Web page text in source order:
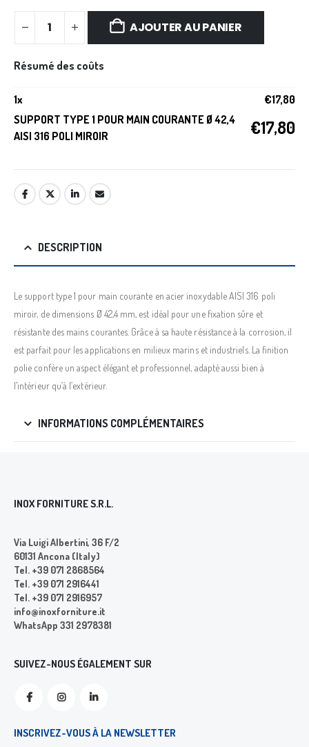
AJOUTER AU PANIER
Résumé des coûts
1x €17,80
SUPPORT TYPE 1 POUR MAIN COURANTE Ø 42,4
AISI 316 POLI MIROIR
€17,80
DESCRIPTION
Le support type 1 pour main courante en acier inoxydable AISI 316 poli
miroir, de dimensions Ø 42,4 mm, est idéal pour une fixation sûre et
résistante des mains courantes. Grâce à sa haute résistance à la corrosion, il
est parfait pour les applications en milieux marins et industriels. La finition
polie confère un aspect élégant et professionnel, adapté aussi bien à
l’intérieur qu’à l’extérieur.
INFORMATIONS COMPLÉMENTAIRES
INOX FORNITURE S.R.L.
Via Luigi Albertini, 36 F/2
60131 Ancona (Italy)
Tel. +39 071 2868564
Tel. +39 071 2916441
Tel. +39 071 2916957
info@inoxforniture.it
WhatsApp 331 2978381
SUIVEZ-NOUS ÉGALEMENT SUR
INSCRIVEZ-VOUS À LA NEWSLETTER